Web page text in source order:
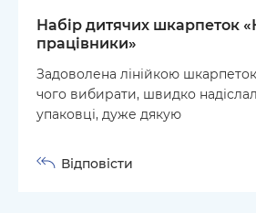
Набір дитячих шкарпеток
працівники»
Задоволена лінійкою
чого вибирати, швидко
упаковці, дуже дякую
Відповісти